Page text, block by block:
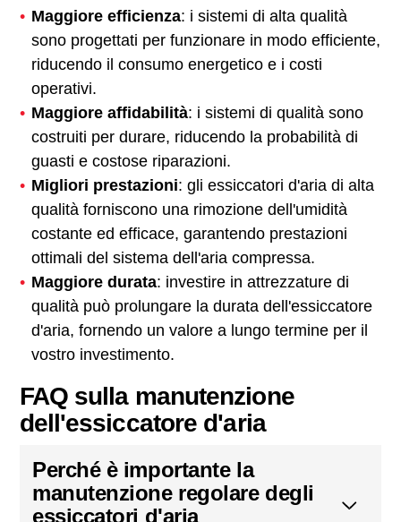
Maggiore efficienza: i sistemi di alta qualità
sono progettati per funzionare in modo efficiente,
riducendo il consumo energetico e i costi
operativi.
Maggiore affidabilità: i sistemi di qualità sono
costruiti per durare, riducendo la probabilità di
guasti e costose riparazioni.
Migliori prestazioni: gli essiccatori d'aria di alta
qualità forniscono una rimozione dell'umidità
costante ed efficace, garantendo prestazioni
ottimali del sistema dell'aria compressa.
Maggiore durata: investire in attrezzature di
qualità può prolungare la durata dell'essiccatore
d'aria, fornendo un valore a lungo termine per il
vostro investimento.
FAQ sulla manutenzione
dell'essiccatore d'aria
Perché è importante la
manutenzione regolare degli
essiccatori d'aria